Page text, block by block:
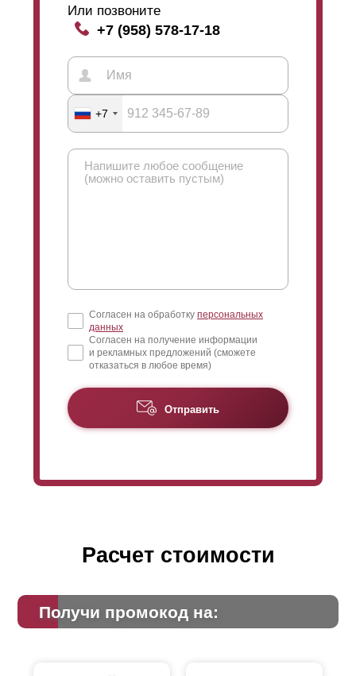
Или позвоните
+7 (958) 578-17-18
+7
Согласен на обработку персональных
данных
Согласен на получение информации
и рекламных предложений (сможете
отказаться в любое время)
Отправить
Расчет стоимости
Получи промокод на: